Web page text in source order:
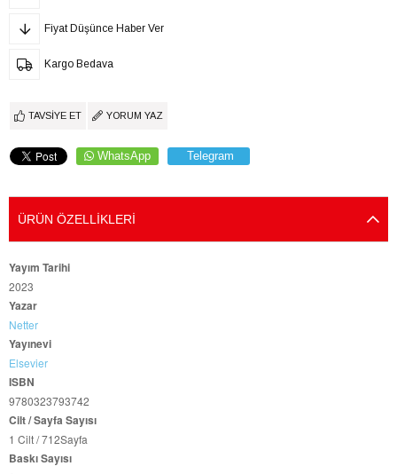
Fiyat Düşünce Haber Ver
Kargo Bedava
TAVSIYE ET YORUM YAZ
WhatsApp Telegram
ÜRÜN ÖZELLIKLERI
Yayım Tarihi
2023
Yazar
Netter
Yayınevi
Elsevier
ISBN
9780323793742
Cilt / Sayfa Sayısı
1 Cilt / 712Sayfa
Baskı Sayısı